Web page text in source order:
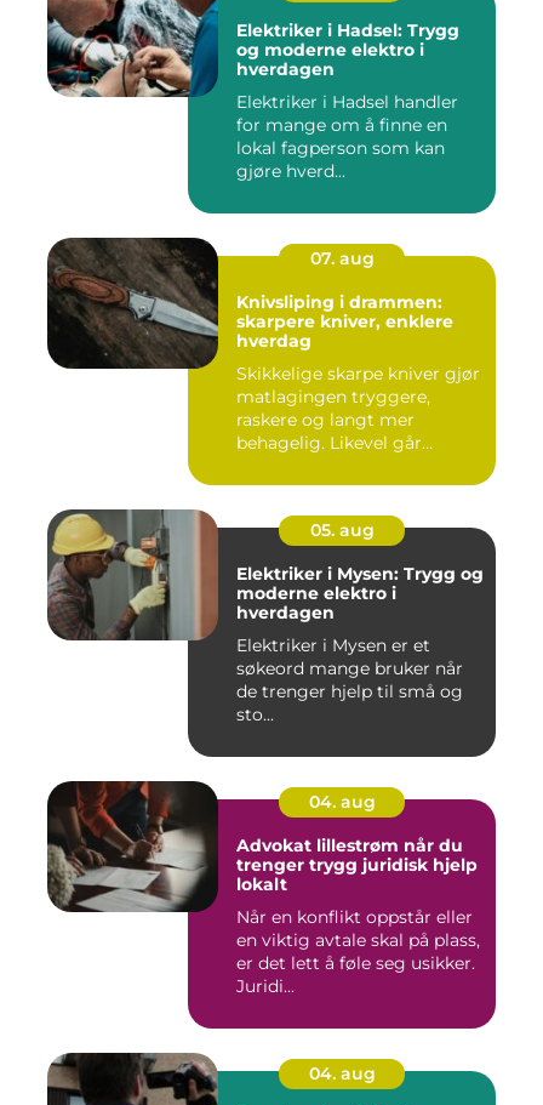
Elektriker i Hadsel: Trygg
og moderne elektro i
hverdagen
Elektriker i Hadsel handler
for mange om å finne en
lokal fagperson som kan
gjøre hverd...
07. aug
Knivsliping i drammen:
skarpere kniver, enklere
hverdag
Skikkelige skarpe kniver gjør
matlagingen tryggere,
raskere og langt mer
behagelig. Likevel går
05. aug
Elektriker i Mysen: Trygg og
moderne elektro i
hverdagen
Elektriker i Mysen er et
søkeord mange bruker når
de trenger hjelp til små og
sto...
04. aug
Advokat lillestrøm når du
trenger trygg juridisk hjelp
lokalt
Når en konflikt oppstår eller
en viktig avtale skal på plass,
er det lett å føle seg usikker.
Juridi...
04. aug